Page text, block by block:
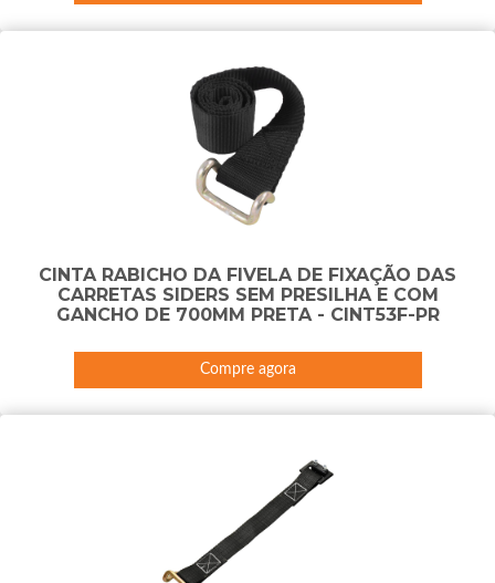
CINTA RABICHO DA FIVELA DE FIXAÇÃO DAS
CARRETAS SIDERS SEM PRESILHA E COM
GANCHO DE 700MM PRETA - CINT53F-PR
Compre agora